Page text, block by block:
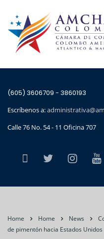
(605) 3606709 - 3860193
Escríbenos a:
Calle 76 No. 54 - 11 Oficina 707
Home Home News
de pimentón hacia Estados Unidos